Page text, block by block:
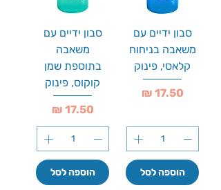
סבון ידיים עם
משאבה בניחוח
קלאסי, פינוק
מחיר
הוספה לסל
סבון ידיים עם
משאבה
בתוספת שמן
קוקוס, פינוק
מחיר
הוספה לסל